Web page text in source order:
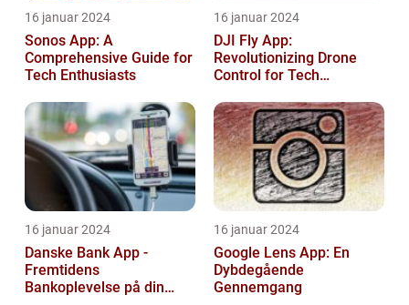
16 januar 2024
Sonos App: A
Comprehensive Guide for
Tech Enthusiasts
16 januar 2024
DJI Fly App:
Revolutionizing Drone
Control for Tech
16 januar 2024
Danske Bank App -
Fremtidens
Bankoplevelse på din
16 januar 2024
Google Lens App: En
Dybdegående
Gennemgang